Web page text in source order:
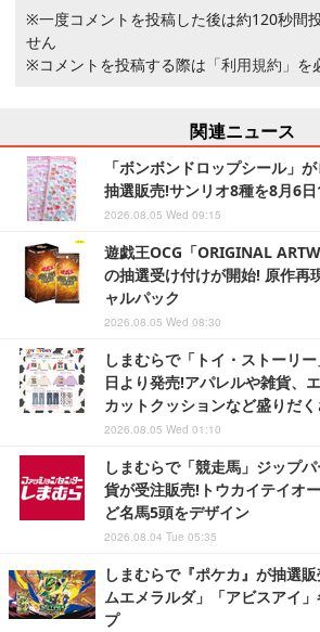
※一度コメントを投稿した後は約120秒間
せん
※コメントを投稿する際は 「利用規約」 を
関連ニュース
「ボンボンドロップシール」
抽選販売!サンリオ8種を8月6
2026.08.05 Wed 09:15
遊戯王OCG「ORIGINAL
の抽選受け付けが開始! 原作再
ャルパック
2026.08.05 Wed 08:30
しまむらで「トイ・ストーリ
日より発売!アパレルや雑貨、
カットクッションなど盛りだ
2026.08.05 Wed 01:10
しまむらで「競走馬」ジップ
貨が受注販売!トウカイテイオ
ど名馬5頭をデザイン
2026.08.04 Tue 05:35
しまむらで『ポケカ』が抽選
ムエメラルダ」「アビスアイ
プ